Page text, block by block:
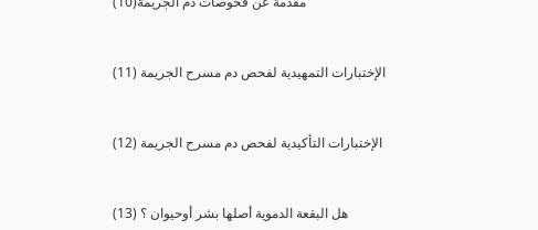
(11) الإختبارات التمهيدية لفحص دم مسرح الجريمة
(12) الإختبارات التأكيدية لفحص دم مسرح الجريمة
(13) هل البقعة الدموية أصلها بشر أوحيوان ؟